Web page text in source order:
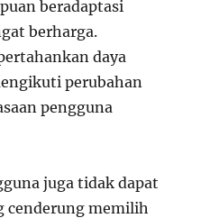
beradaptasi
berharga.
daya
perubahan
pengguna
juga tidak dapat
cenderung memilih